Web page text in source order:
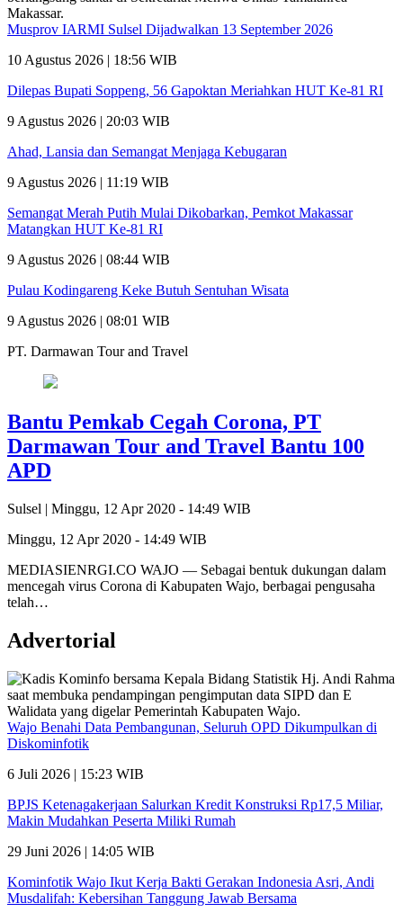
Musprov IARMI Sulsel Dijadwalkan 13 September 2026
10 Agustus 2026 | 18:56 WIB
Dilepas Bupati Soppeng, 56 Gapoktan Meriahkan HUT Ke-81 RI
9 Agustus 2026 | 20:03 WIB
Ahad, Lansia dan Semangat Menjaga Kebugaran
9 Agustus 2026 | 11:19 WIB
Semangat Merah Putih Mulai Dikobarkan, Pemkot Makassar
Matangkan HUT Ke-81 RI
9 Agustus 2026 | 08:44 WIB
Pulau Kodingareng Keke Butuh Sentuhan Wisata
9 Agustus 2026 | 08:01 WIB
PT. Darmawan Tour and Travel
Bantu Pemkab Cegah Corona, PT
Darmawan Tour and Travel Bantu 100
APD
Sulsel | Minggu, 12 Apr 2020 - 14:49 WIB
Minggu, 12 Apr 2020 - 14:49 WIB
MEDIASIENRGI.CO WAJO — Sebagai bentuk dukungan dalam
mencegah virus Corona di Kabupaten Wajo, berbagai pengusaha
telah…
Advertorial
Wajo Benahi Data Pembangunan, Seluruh OPD Dikumpulkan di
Diskominfotik
6 Juli 2026 | 15:23 WIB
BPJS Ketenagakerjaan Salurkan Kredit Konstruksi Rp17,5 Miliar,
Makin Mudahkan Peserta Miliki Rumah
29 Juni 2026 | 14:05 WIB
Kominfotik Wajo Ikut Kerja Bakti Gerakan Indonesia Asri, Andi
Musdalifah: Kebersihan Tanggung Jawab Bersama